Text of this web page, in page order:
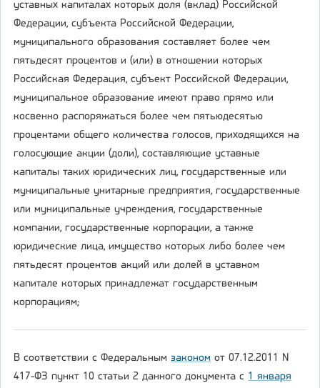
уставных капиталах которых доля (вклад) Российской
Федерации, субъекта Российской Федерации,
муниципального образования составляет более чем
пятьдесят процентов и (или) в отношении которых
Российская Федерация, субъект Российской Федерации,
муниципальное образование имеют право прямо или
косвенно распоряжаться более чем пятьюдесятью
процентами общего количества голосов, приходящихся на
голосующие акции (доли), составляющие уставные
капиталы таких юридических лиц, государственные или
муниципальные унитарные предприятия, государственные
или муниципальные учреждения, государственные
компании, государственные корпорации, а также
юридические лица, имущество которых либо более чем
пятьдесят процентов акций или долей в уставном
капитале которых принадлежат государственным
корпорациям;
В соответствии с Федеральным законом от 07.12.2011 N
417-ФЗ пункт 10 статьи 2 данного документа с 1 января